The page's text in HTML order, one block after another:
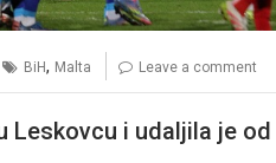
BiH, Malta Leave a comment
Leskovcu i udaljila je